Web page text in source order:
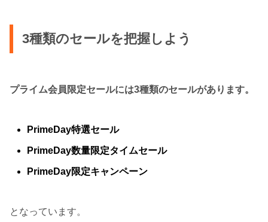
3種類のセールを把握しよう
プライム会員限定セールには3種類のセールがあります。
PrimeDay特選セール
PrimeDay数量限定タイムセール
PrimeDay限定キャンペーン
となっています。